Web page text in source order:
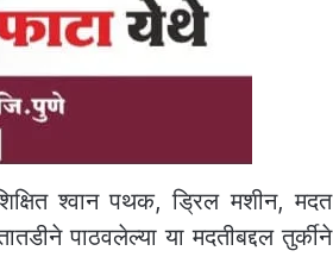
श्वान पथक, ड्रिल मशीन, मदत
पाठवलेल्या या मदतीबद्दल तुर्कीने